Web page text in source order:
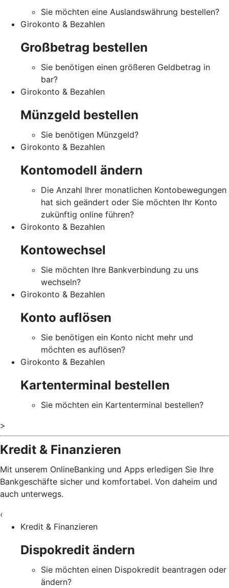
Sie möchten eine Auslandswährung bestellen?
Girokonto & Bezahlen
Großbetrag bestellen
Sie benötigen einen größeren Geldbetrag in
bar?
Girokonto & Bezahlen
Münzgeld bestellen
Sie benötigen Münzgeld?
Girokonto & Bezahlen
Kontomodell ändern
Die Anzahl Ihrer monatlichen Kontobewegungen
hat sich geändert oder Sie möchten Ihr Konto
zukünftig online führen?
Girokonto & Bezahlen
Kontowechsel
Sie möchten Ihre Bankverbindung zu uns
wechseln?
Girokonto & Bezahlen
Konto auflösen
Sie benötigen ein Konto nicht mehr und
möchten es auflösen?
Girokonto & Bezahlen
Kartenterminal bestellen
Sie möchten ein Kartenterminal bestellen?
>
Kredit & Finanzieren
Mit unserem OnlineBanking und Apps erledigen Sie Ihre
Bankgeschäfte sicher und komfortabel. Von daheim und
auch unterwegs.
‹
Kredit & Finanzieren
Dispokredit ändern
Sie möchten einen Dispokredit beantragen oder
ändern?